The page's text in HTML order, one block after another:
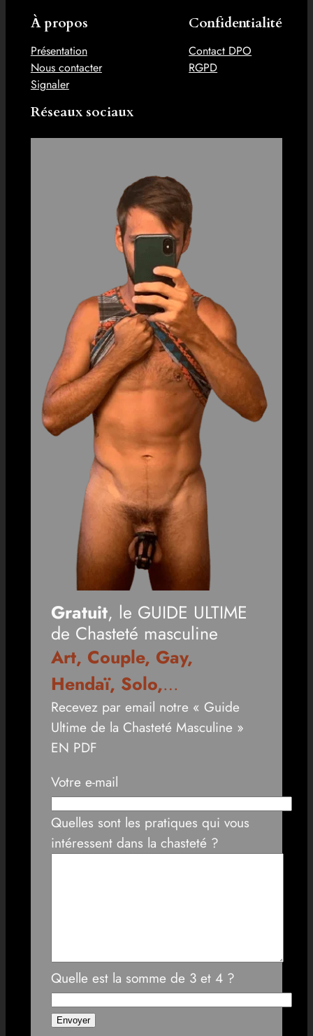
À propos
Présentation
Nous contacter
Signaler
Confidentialité
Contact DPO
RGPD
Réseaux sociaux
Gratuit, le GUIDE ULTIME
de Chasteté masculine
Art, Couple, Gay,
Hendaï, Solo,…
Recevez par email notre « Guide
Ultime de la Chasteté Masculine »
EN PDF
Votre e-mail
Quelles sont les pratiques qui vous
intéressent dans la chasteté ?
Quelle est la somme de 3 et 4 ?